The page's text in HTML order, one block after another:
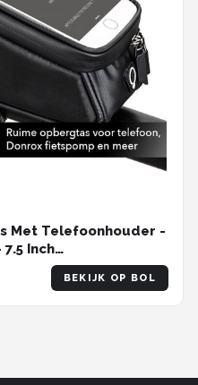
Met Telefoonhouder -
Inch
BEKIJK OP BOL